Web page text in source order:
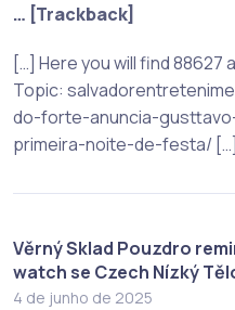
… [Trackback]
[…] Here you will find
Topic:
do-forte-anuncia-
primeira-noite-de-festa/ […]
Věrný Sklad Pouzdro
watch se Czech Nízký
4 de junho de 2025